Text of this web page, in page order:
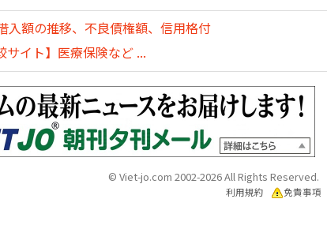
入額の推移、不良債権額、信用格付
イト】医療保険など ...
© Viet-jo.com 2002-2026 All Rights Reserved.
利用規約 免責事項